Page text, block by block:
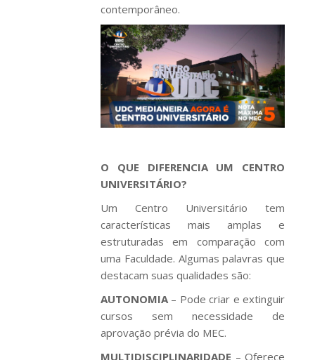
contemporâneo.
O QUE DIFERENCIA UM CENTRO
UNIVERSITÁRIO?
Um Centro Universitário tem
características mais amplas e
estruturadas em comparação com
uma Faculdade. Algumas palavras que
destacam suas qualidades são:
AUTONOMIA – Pode criar e extinguir
cursos sem necessidade de
aprovação prévia do MEC.
MULTIDISCIPLINARIDADE – Oferece